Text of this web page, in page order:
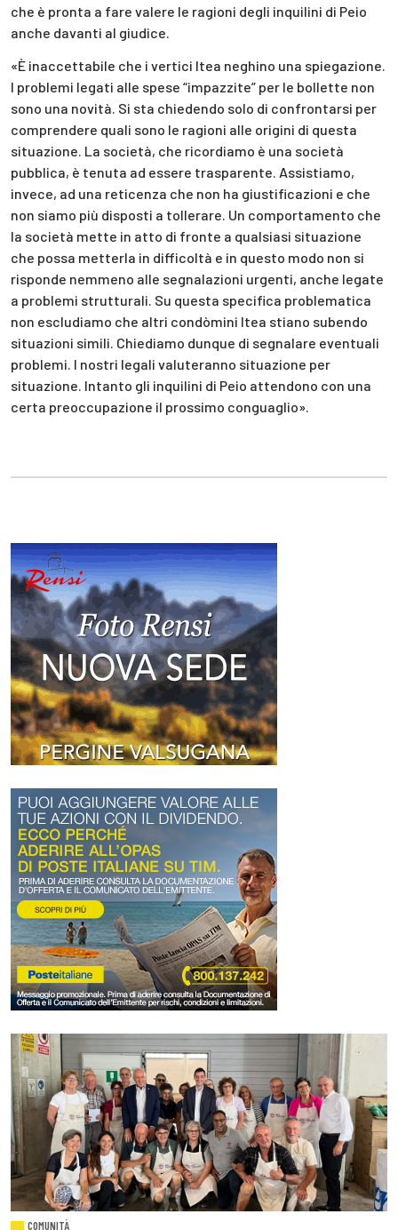
che è pronta a fare valere le ragioni degli inquilini di Peio
anche davanti al giudice.
«È inaccettabile che i vertici Itea neghino una spiegazione.
I problemi legati alle spese “impazzite” per le bollette non
sono una novità. Si sta chiedendo solo di confrontarsi per
comprendere quali sono le ragioni alle origini di questa
situazione. La società, che ricordiamo è una società
pubblica, è tenuta ad essere trasparente. Assistiamo,
invece, ad una reticenza che non ha giustificazioni e che
non siamo più disposti a tollerare. Un comportamento che
la società mette in atto di fronte a qualsiasi situazione
che possa metterla in difficoltà e in questo modo non si
risponde nemmeno alle segnalazioni urgenti, anche legate
a problemi strutturali. Su questa specifica problematica
non escludiamo che altri condòmini Itea stiano subendo
situazioni simili. Chiediamo dunque di segnalare eventuali
problemi. I nostri legali valuteranno situazione per
situazione. Intanto gli inquilini di Peio attendono con una
certa preoccupazione il prossimo conguaglio».
COMUNITÀ